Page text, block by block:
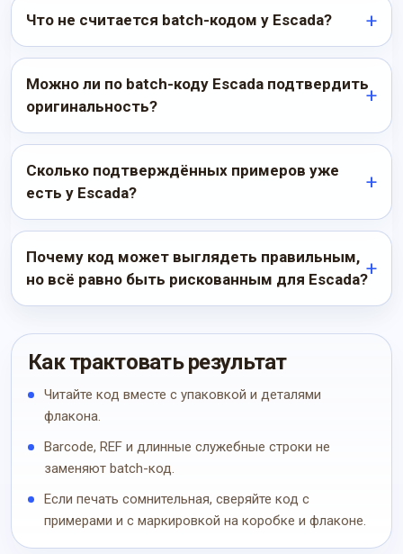
Что не считается batch-кодом у Escada?
Можно ли по batch-коду Escada подтвердить
оригинальность?
Сколько подтверждённых примеров уже
есть у Escada?
Почему код может выглядеть правильным,
но всё равно быть рискованным для Escada?
Как трактовать результат
Читайте код вместе с упаковкой и деталями
флакона.
Barcode, REF и длинные служебные строки не
заменяют batch-код.
Если печать сомнительная, сверяйте код с
примерами и с маркировкой на коробке и флаконе.